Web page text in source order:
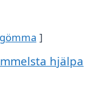
gömma
hjälpa